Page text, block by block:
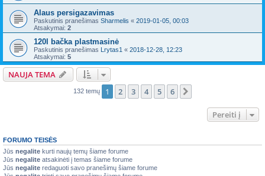
Alaus persigazavimas
Paskutinis pranešimas Sharmelis « 2019-01-05, 00:03
Atsakymai: 2
120l bačka plastmasinė
Paskutinis pranešimas Lrytas1 « 2018-12-28, 12:23
Atsakymai: 5
NAUJA TEMA
132 temų 1 2 3 4 5 6
Pereiti į
FORUMO TEISĖS
Jūs negalite kurti naujų temų šiame forume
Jūs negalite atsakinėti į temas šiame forume
Jūs negalite redaguoti savo pranešimų šiame forume